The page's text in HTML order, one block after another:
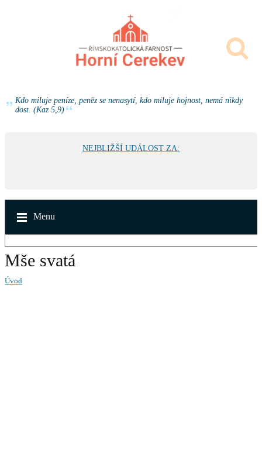
Kdo miluje peníze, peněz se nenasytí, kdo miluje hojnost, nemá nikdy
dost. (Kaz 5,9)
NEJBLIŽŠÍ UDÁLOST ZA:
Menu
Mše svatá
Úvod